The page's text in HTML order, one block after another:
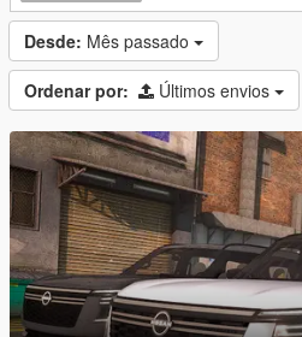
Desde: Mês passado
Ordenar por: Últimos envios